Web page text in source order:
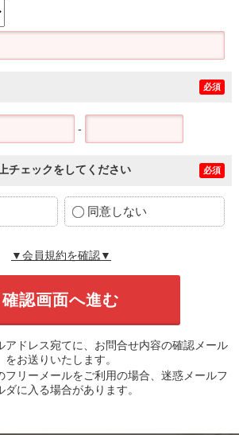
必須
-
チェックをしてください 必須
同意しない
▼会員規約を確認▼
ドレス宛てに、お問合せ内容の確認メール
をお送りいたします。
リーメールをご利用の場合、迷惑メールフ
ダに入る場合があります。